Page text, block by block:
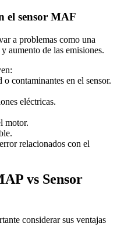
el sensor MAF
a problemas como una
aumento de las emisiones.
contaminantes en el sensor.
eléctricas.
motor.
relacionados con el
vs Sensor
considerar sus ventajas